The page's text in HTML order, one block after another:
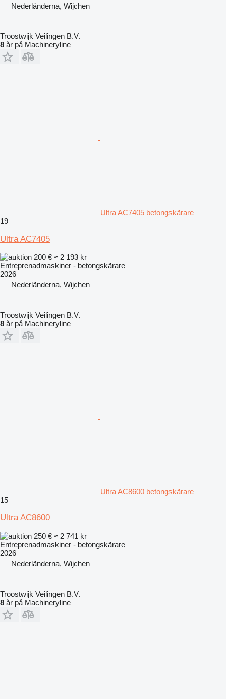
Nederländerna, Wijchen
Troostwijk Veilingen B.V.
8 år på Machineryline
Ultra AC7405 betongskärare
19
Ultra AC7405
200 € ≈ 2 193 kr
Entreprenadmaskiner - betongskärare
2026
Nederländerna, Wijchen
Troostwijk Veilingen B.V.
8 år på Machineryline
Ultra AC8600 betongskärare
15
Ultra AC8600
250 € ≈ 2 741 kr
Entreprenadmaskiner - betongskärare
2026
Nederländerna, Wijchen
Troostwijk Veilingen B.V.
8 år på Machineryline